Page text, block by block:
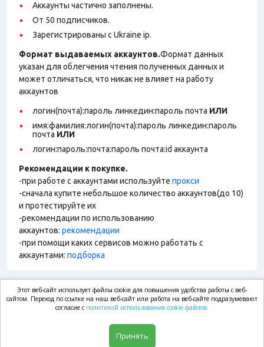
Аккаунты частично заполнены.
От 50 подписчиков.
Зарегистрированы с Ukraine ip.
Формат выдаваемых аккаунтов.Формат данных
указан для облегчения чтения полученных данных и
может отличаться, что никак не влияет на работу
аккаунтов
логин(почта):пароль линкедин:пароль почта ИЛИ
имя:фамилия:логин(почта):пароль линкедин:пароль
почта ИЛИ
логин:пароль:почта:пароль почта:id аккаунта
Рекомендации к покупке.
-при работе с аккаунтами используйте прокси
-сначала купите небольшое количество аккаунтов(до 10)
и протестируйте их
-рекомендации по использованию
аккаунтов: рекомендации
-при помощи каких сервисов можно работать с
аккаунтами: подборка
market.com
Этот веб-сайт использует файлы cookie для повышения удобства работы с веб-
сайтом. Переход по ссылке на наш веб-сайт или работа на веб-сайте подразумевают
согласие с политикой использования cookie файлов.
Принять